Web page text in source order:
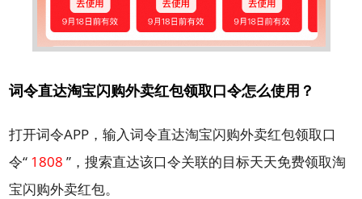
词令直达淘宝闪购外卖红包领取口令怎么使用？
打开词令APP，输入词令直达淘宝闪购外卖红包领取口
令“ 1808”，搜索直达该口令关联的目标天天免费领取淘
宝闪购外卖红包。